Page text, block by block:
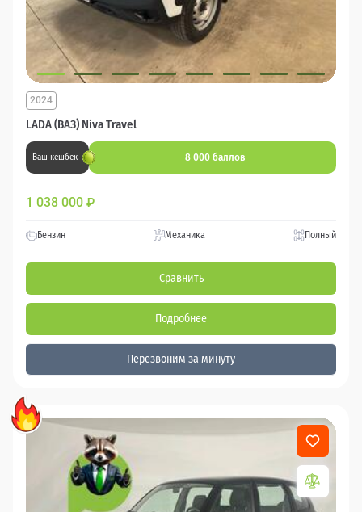
LADA (ВАЗ) Niva Travel
2024
Ваш кешбек 8 000 баллов
1 038 000 ₽
Бензин Механика Полный
Сравнить
Подробнее
Перезвоним за минуту